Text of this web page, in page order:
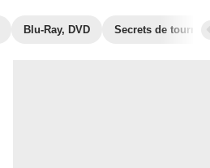
Blu-Ray, DVD Secrets de tournage